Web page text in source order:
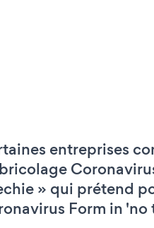
entreprises
» qui prétend
Form in 'no